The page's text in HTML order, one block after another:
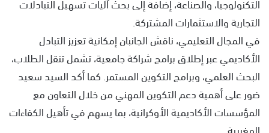
التجارية والاستثمارات المشتركة.
في المجال التعليمي، ناقش الجانبان إمكانية تعزيز التبادل
الأكاديمي عبر إطلاق برامج شراكة جامعية، تشمل تنقل الطلاب،
البحث العلمي، وبرامج التكوين المستمر. كما أكد السيد سعيد
ضور على أهمية دعم التكوين المهني من خلال التعاون مع
المؤسسات الأكاديمية الأوكرانية، بما يسهم في تأهيل الكفاءات
المغربية.